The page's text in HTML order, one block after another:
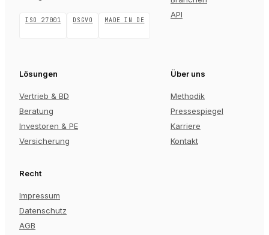
ISO 27001 DSGVO MADE IN DE
API
Lösungen
Vertrieb & BD
Beratung
Investoren & PE
Versicherung
Über uns
Methodik
Pressespiegel
Karriere
Kontakt
Recht
Impressum
Datenschutz
AGB